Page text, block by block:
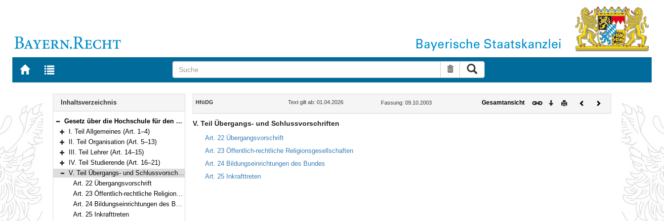
Zur
BAYERN.RECHT
Zur
letzten
Suche zurücksetzen
Navigation
Inhaltsverzeichnis
Bereich reduzieren
Gesetz über die Hochschule für den öffentlichen Dienst in Bayern (HföD-Gesetz – HföDG) in der Fassung der Bekanntmachung vom 9. Oktober 2003 (GVBl. S. 818) BayRS 2030-1-3-F (Art. 1–25)
Bereich erweitern
I. Teil Allgemeines (Art. 1–4)
Bereich erweitern
II. Teil Organisation (Art. 5–13)
Bereich erweitern
III. Teil Lehrer (Art. 14–15)
Bereich erweitern
IV. Teil Studierende (Art. 16–21)
Bereich reduzieren
V. Teil Übergangs- und Schlussvorschriften (Art. 22–25)
Art. 22 Übergangsvorschrift
Art. 23 Öffentlich-rechtliche Religionsgesellschaften
Art. 24 Bildungseinrichtungen des Bundes
Art. 25 Inkrafttreten
Inhalt
HföDG Text gilt ab: 01.04.2026 Fassung: 09.10.2003 Gesamtansicht Download
DruckenVorherigesNächstes
Dokument
V. Teil Übergangs- und Schlussvorschriften
Art. 22 Übergangsvorschrift
Art. 23 Öffentlich-rechtliche Religionsgesellschaften
Art. 24 Bildungseinrichtungen des Bundes
Art. 25 Inkrafttreten